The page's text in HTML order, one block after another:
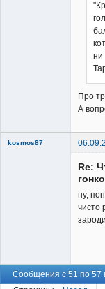
ни
Про
А
kosmos87
Re:
ну,
чисто
Сообщения с 51 по 57